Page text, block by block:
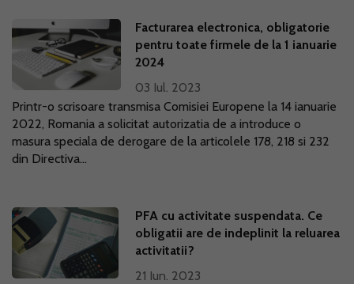
Facturarea electronica, obligatorie
pentru toate firmele de la 1 ianuarie
2024
03 Iul. 2023
Printr-o scrisoare transmisa Comisiei Europene la 14 ianuarie
2022, Romania a solicitat autorizatia de a introduce o
masura speciala de derogare de la articolele 178, 218 si 232
din Directiva...
PFA cu activitate suspendata. Ce
obligatii are de indeplinit la reluarea
activitatii?
21 Iun. 2023